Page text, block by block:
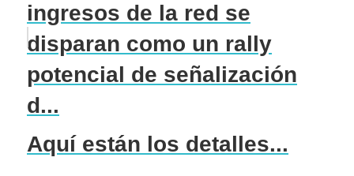
ingresos de la red se
disparan como un rally
potencial de señalización
d...
Aquí están los detalles...